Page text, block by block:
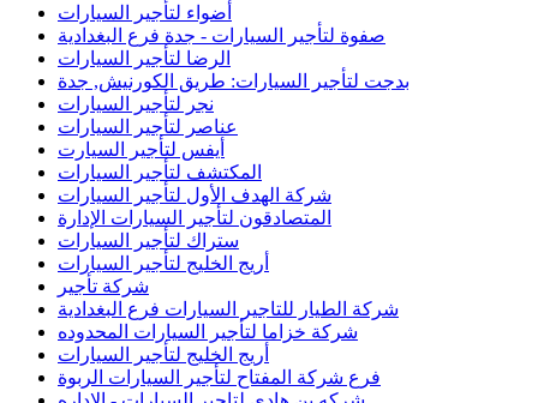
أضواء لتأجير السيارات
صفوة لتأجير السيارات - جدة فرع البغدادية
الرضا لتأجير السيارات
بدجت لتأجير السيارات: طريق الكورنيش, جدة
نجر لتأجير السيارات
عناصر لتأجير السيارات
أيفس لتأجير السيارت
المكتشف لتأجير السيارات
شركة الهدف الأول لتأجير السيارات
المتصادقون لتأجير السيارات الإدارة
ستراك لتأجير السيارات
أريج الخليج لتأجير السيارات
شركة تأجير
شركة الطيار للتاجير السيارات فرع البغدادية
شركة خزاما لتأجير السيارات المحدوده
أريج الخليج لتأجير السيارات
فرع شركة المفتاح لتأجير السيارات الربوة